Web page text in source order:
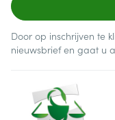
Door op inschrijven te
nieuwsbrief en gaat u